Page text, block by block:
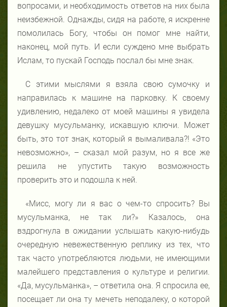
вопросами, и необходимость ответов на них была
неизбежной. Однажды, сидя на работе, я искренне
помолилась Богу, чтобы он помог мне найти,
наконец, мой путь. И если суждено мне выбрать
Ислам, то пускай Господь послал бы мне знак.
С этими мыслями я взяла свою сумочку и
направилась к машине на парковку. К своему
удивлению, недалеко от моей машины я увидела
девушку мусульманку, искавшую ключи. Может
быть, это тот знак, который я вымаливала?! «Это
невозможно», – сказал мой разум, но я все же
решила не упустить такую возможность
проверить это и подошла к ней.
«Мисс, могу ли я вас о чем-то спросить? Вы
мусульманка, не так ли?» Казалось, она
вздрогнула в ожидании услышать какую-нибудь
очередную невежественную реплику из тех, что
так часто употребляются людьми, не имеющими
малейшего представления о культуре и религии.
«Да, мусульманка», – ответила она. Я спросила ее,
посещает ли она ту мечеть неподалеку, о которой